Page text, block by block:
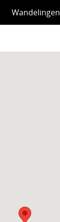
Wandelingen